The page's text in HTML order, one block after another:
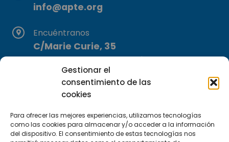
Gestionar el
consentimiento de las
cookies
Para ofrecer las mejores experiencias, utilizamos tecnologías
como las cookies para almacenar y/o acceder a la información
del dispositivo. El consentimiento de estas tecnologías nos
info@apte.org
Encuéntranos
C/Marie Curie, 35
29590 Campanillas, Málaga